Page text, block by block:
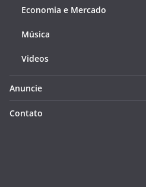
Economia e Mercado
Música
Videos
Anuncie
Contato